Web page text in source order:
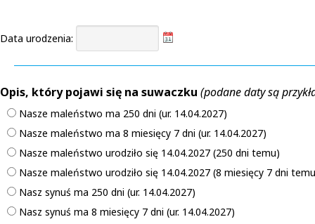
Data urodzenia:
Opis, który pojawi się na suwaczku (podane daty są
Nasze maleństwo ma 250 dni (ur. 14.04.2027)
Nasze maleństwo ma 8 miesięcy 7 dni (ur. 14.04.2027)
Nasze maleństwo urodziło się 14.04.2027 (250 dni temu)
Nasze maleństwo urodziło się 14.04.2027 (8 miesięcy 7 dni
Nasz synuś ma 250 dni (ur. 14.04.2027)
Nasz synuś ma 8 miesięcy 7 dni (ur. 14.04.2027)